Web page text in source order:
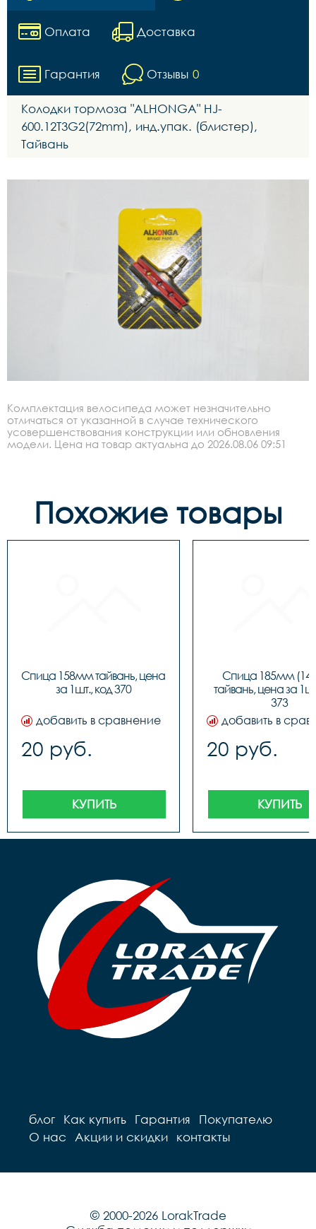
Оплата Доставка
Гарантия Отзывы 0
Колодки тормоза "ALHONGA" HJ-
600.12T3G2(72mm), инд.упак. (блистер),
Тайвань
Комплектация велосипеда может незначительно
отличаться от указанной в случае технического
усовершенствования конструкции или обновления
модели. Цена на товар актуальна до 2026.08.06 09:51
Похожие товары
Спица 158мм тайвань, цена
за 1шт., код 370
добавить в сравнение
20 руб.
КУПИТЬ
Спица 185мм
тайвань, цена за
373
добавить в
20 руб.
КУПИТЬ
блог Как купить Гарантия
Покупателю
О нас
Акции и скидки контакты
© 2000-2026 LorakTrade